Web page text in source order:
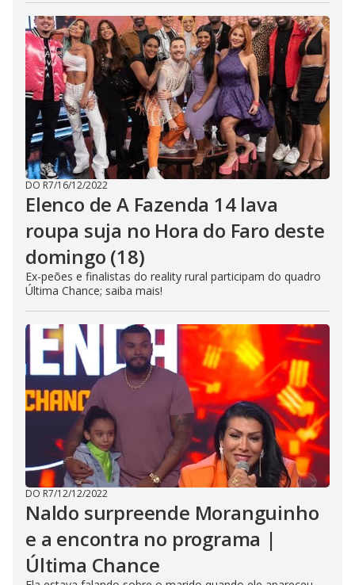
DO R7/16/12/2022
Elenco de A Fazenda 14 lava
roupa suja no Hora do Faro deste
domingo (18)
Ex-peões e finalistas do reality rural participam do quadro
Última Chance; saiba mais!
DO R7/12/12/2022
Naldo surpreende Moranguinho
e a encontra no programa |
Última Chance